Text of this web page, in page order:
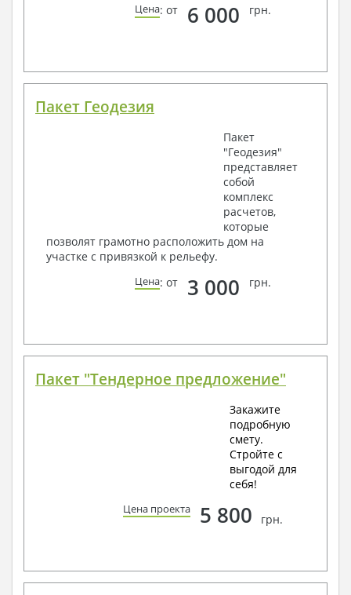
Цена: от 6 000 грн.
Пакет Геодезия
Пакет
"Геодезия"
представляет
собой
комплекс
расчетов,
которые
позволят грамотно расположить дом на
участке с привязкой к рельефу.
Цена: от 3 000 грн.
Пакет "Тендерное предложение"
Закажите
подробную
смету.
Стройте с
выгодой для
себя!
Цена проекта 5 800 грн.